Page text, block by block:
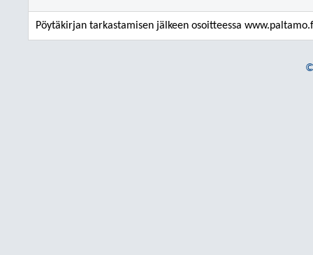
Pöytäkirjan tarkastamisen jälkeen osoitteessa